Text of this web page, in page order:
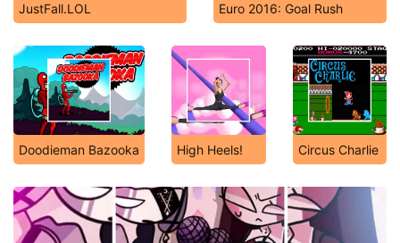
JustFall.LOL Euro 2016: Goal Rush
Doodieman Bazooka High Heels! Circus Charlie